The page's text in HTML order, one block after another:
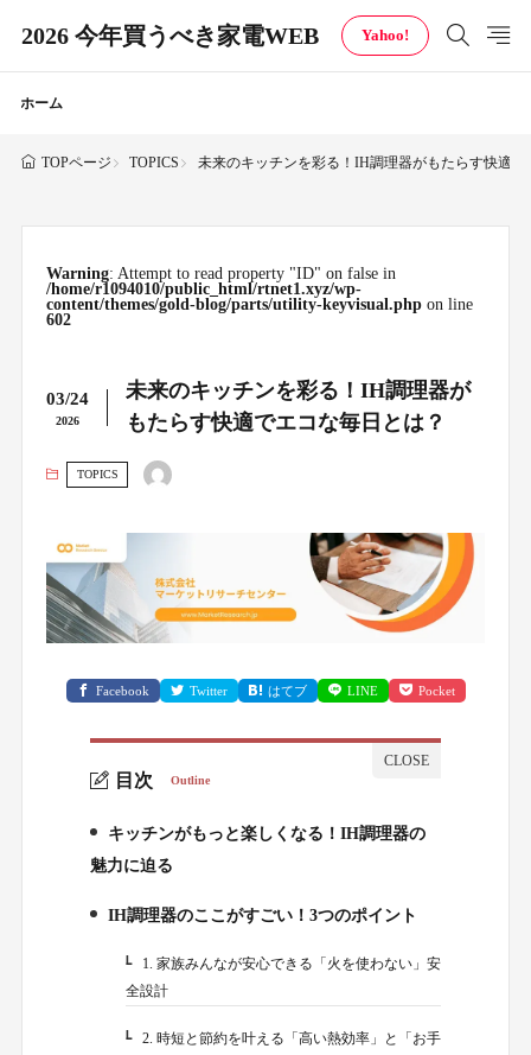
2026 今年買うべき家電WEB Yahoo!
ホーム
TOPページ TOPICS 未来のキッチンを彩る！IH調理器がもたらす快適で
Warning: Attempt to read property "ID" on false in
/home/r1094010/public_html/rtnet1.xyz/wp-
content/themes/gold-blog/parts/utility-keyvisual.phpon line
602
03/24
2026
未来のキッチンを彩る！IH調理器が
もたらす快適でエコな毎日とは？
TOPICS
Facebook Twitter はてブ LINE Pocket
目次 Outline
キッチンがもっと楽しくなる！IH調理器の
魅力に迫る
2.
IH調理器のここがすごい！3つのポイント
2-1.1. 家族みんなが安心できる「火を使わない」安
全設計
2-2.2. 時短と節約を叶える「高い熱効率」と「お手